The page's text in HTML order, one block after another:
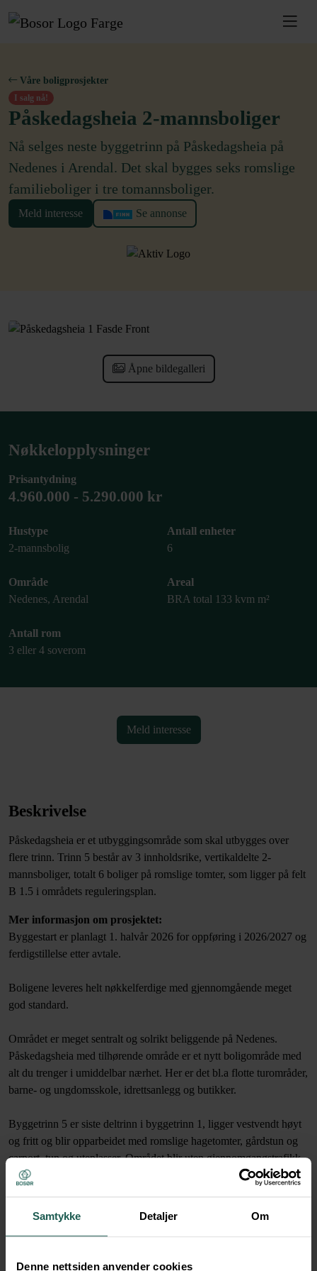
Samtykke Detaljer Om
Denne nettsiden anvender cookies
Våre boligprosjekter
I salg nå!
Påskedagsheia 2-mannsboliger
Nå selges neste byggetrinn på Påskedagsheia på
Nedenes i Arendal. Det skal bygges seks romslige
familieboliger i tre tomannsboliger.
Meld interesse Se annonse
Åpne bildegalleri
Nøkkelopplysninger
Prisantydning
4.960.000 - 5.290.000 kr
Hustype
2-mannsbolig
Antall enheter
6
Område
Nedenes, Arendal
Areal
BRA total 133 kvm m²
Antall rom
3 eller 4 soverom
Meld interesse
Beskrivelse
Påskedagsheia er et utbyggingsområde som skal utbygges over
flere trinn. Trinn 5 består av 3 innholdsrike, vertikaldelte 2-
mannsboliger, totalt 6 boliger på romslige tomter, som ligger på felt
B 1.5 i områdets reguleringsplan.
Mer informasjon om prosjektet:
Byggestart er planlagt 1. halvår 2026 for oppføring i 2026/2027 og
ferdigstillelse etter avtale.
Boligene leveres helt nøkkelferdige med gjennomgående meget
god standard.
Området er meget sentralt og solrikt beliggende på Nedenes.
Påskedagsheia med tilhørende område er et nytt boligområde med
alt du trenger i umiddelbar nærhet. Her er det bl.a flotte turområder,
barne- og ungdomsskole, idrettsanlegg og butikker.
Byggetrinn 5 er siste deltrinn i byggetrinn 1, ligger vestvendt høyt
og fritt og blir opparbeidet med romslige hagetomter, gårdstun og
carport, tun og uteplasser. Området blir uten gjennomgangstrafikk.
Boligene blir liggende bak felt B 1.4 som består av eneboliger i
noen av boligene får også havgløtt.
Området ligger meget sentralt på Nedenes med god